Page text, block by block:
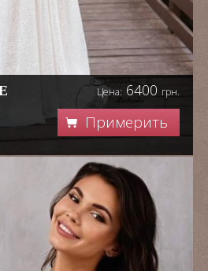
Цена: 6400 грн.
Примерить